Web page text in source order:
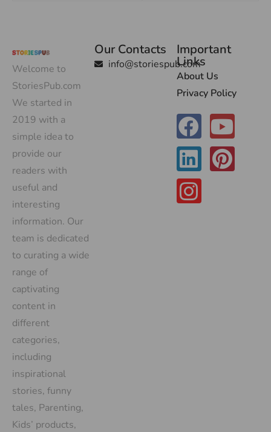
Welcome to
StoriesPub.com
We started in
2019 with a
simple idea to
provide our
readers with
useful and
interesting
information. Our
team is dedicated
to curating a wide
range of
captivating
content in
different
categories,
including
inspirational
stories, funny
tales, Parenting,
Kids’ products,
Our Contacts
info@storiespub.com
Important
Links
About Us
Privacy Policy